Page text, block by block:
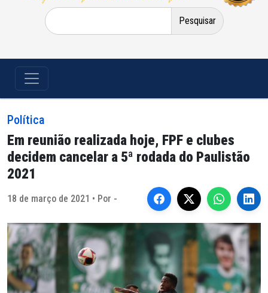
Pesquisar
por:
Política
Em reunião realizada hoje, FPF e clubes
decidem cancelar a 5ª rodada do Paulistão
2021
18 de março de 2021 • Por -